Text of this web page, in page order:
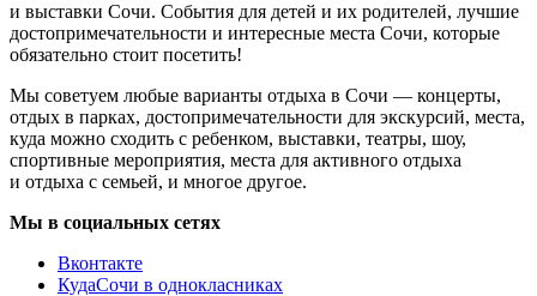
и выставки Сочи. События для детей и их родителей, лучшие
достопримечательности и интересные места Сочи, которые
обязательно стоит посетить!
Мы советуем любые варианты отдыха в Сочи — концерты,
отдых в парках, достопримечательности для экскурсий, места,
куда можно сходить с ребенком, выставки, театры, шоу,
спортивные мероприятия, места для активного отдыха
и отдыха с семьей, и многое другое.
Мы в социальных сетях
Вконтакте
КудаСочи в однокласниках